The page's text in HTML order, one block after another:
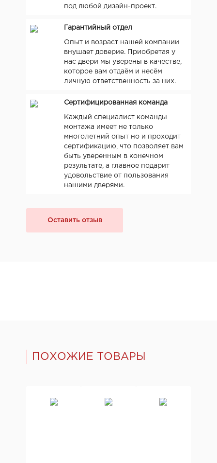
под любой дизайн-проект.
Гарантийный отдел
Опыт и возраст нашей компании
внушает доверие. Приобретая у
нас двери мы уверены в качестве,
которое вам отдаём и несём
личную ответственность за них.
Сертифицированная команда
Каждый специалист команды
монтажа имеет не только
многолетний опыт но и проходит
сертификацию, что позволяет вам
быть уверенным в конечном
результате, а главное подарит
удовольствие от пользования
нашими дверями.
Оставить отзыв
ПОХОЖИЕ ТОВАРЫ